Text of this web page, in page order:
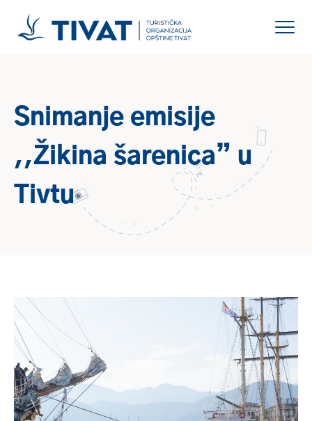
Snimanje emisije
,,Žikina šarenica” u
Tivtu